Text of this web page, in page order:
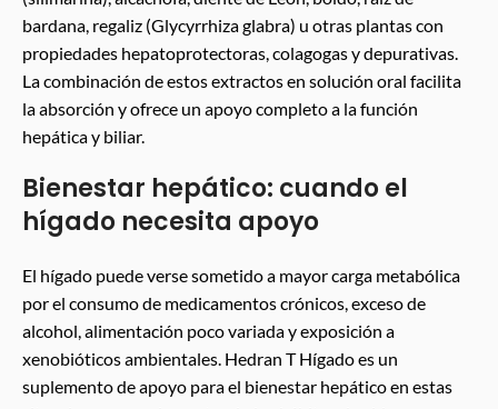
bardana, regaliz (Glycyrrhiza glabra) u otras plantas con
propiedades hepatoprotectoras, colagogas y depurativas.
La combinación de estos extractos en solución oral facilita
la absorción y ofrece un apoyo completo a la función
hepática y biliar.
Bienestar hepático: cuando el
hígado necesita apoyo
El hígado puede verse sometido a mayor carga metabólica
por el consumo de medicamentos crónicos, exceso de
alcohol, alimentación poco variada y exposición a
xenobióticos ambientales. Hedran T Hígado es un
suplemento de apoyo para el bienestar hepático en estas